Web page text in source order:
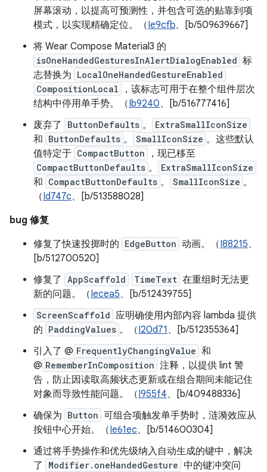
屏幕滚动，以提高可预测性，并包含可选的贴靠到项
模式，以实现精确定位。（Ie9cfb、[b/509639667]
将 Wear Compose Material3 的
isOneHandedGesturesInAlertDialogEnabled 标
志替换为 LocalOneHandedGestureEnabled
CompositionLocal
，该标志可用于在整个组件层次
结构中停用单手势。（Ib9240、[b/516777416]
废弃了
ButtonDefaults 。 ExtraSmallIconSize
和 ButtonDefaults 。 SmallIconSize 。这些默认
值特定于 CompactButton ，现已移至
CompactButtonDefaults 。 ExtraSmallIconSize
和 CompactButtonDefaults 。 SmallIconSize 。
（Id747c、[b/513588028]
bug 修复
修复了快速投掷时的 EdgeButton 动画。（I88215、
[b/512700520]
修复了 AppScaffold TimeText 在重组时无法更
新的问题。（Iecea5、[b/512439755]
ScreenScaffold 应明确使用内部内容 lambda 提供
的 PaddingValues 。（I20d71 、[b/512355364]
引入了 @ FrequentlyChangingValue 和
@ RememberInComposition 注释，以提供 lint 警
告，防止因读取高频状态更新或在组合期间未能记住
对象而导致性能问题。（I955f4、[b/409488336]
确保为 Button 可组合项触发单手势时，涟漪效应从
按钮中心开始。（Ie61ec、[b/514600304]
通过将手势操作和优先级纳入自动生成的键中，解决
了
Modifier.oneHandedGesture 中的键冲突问